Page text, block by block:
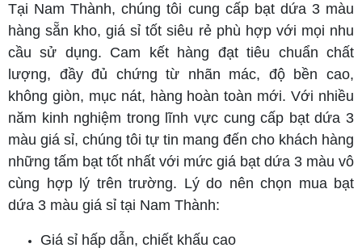
Tại Nam Thành, chúng tôi cung cấp bạt dứa 3 màu
hàng sẵn kho, giá sỉ tốt siêu rẻ phù hợp với mọi nhu
cầu sử dụng. Cam kết hàng đạt tiêu chuẩn chất
lượng, đầy đủ chứng từ nhãn mác, độ bền cao,
không giòn, mục nát, hàng hoàn toàn mới. Với nhiều
năm kinh nghiệm trong lĩnh vực cung cấp bạt dứa 3
màu giá sỉ, chúng tôi tự tin mang đến cho khách hàng
những tấm bạt tốt nhất với mức giá bạt dứa 3 màu vô
cùng hợp lý trên trường. Lý do nên chọn mua bạt
dứa 3 màu giá sỉ tại Nam Thành:
Giá sỉ hấp dẫn, chiết khấu cao